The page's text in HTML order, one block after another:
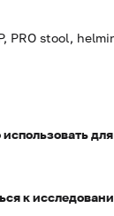
PRO stool,
к